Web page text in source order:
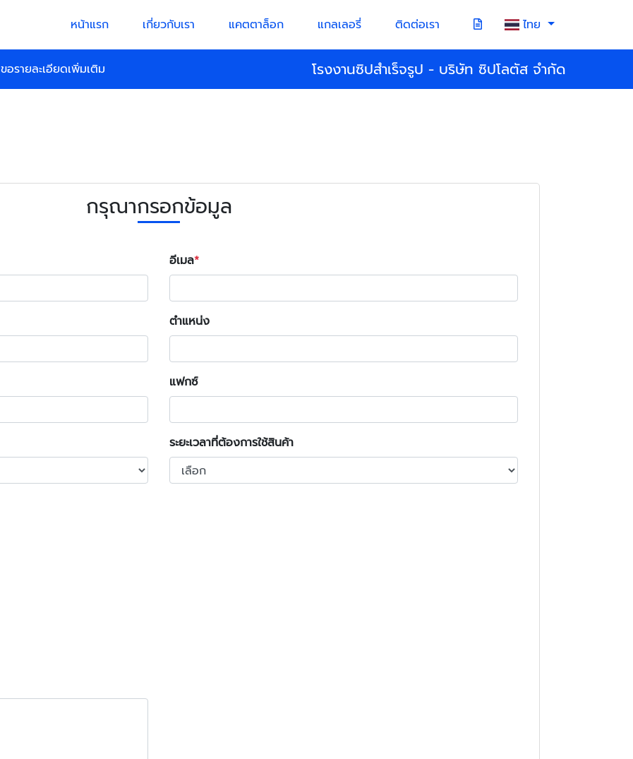
หน้าแรก เกี่ยวกับเรา แคตตาล็อก แกลเลอรี่ ติดต่อเรา ไทย
ขอรายละเอียดเพิ่มเติม โรงงานซิปสำเร็จรูป - บริษัท ซิปโลตัส จำกัด
กรุณากรอกข้อมูล
อีเมล
ตำแหน่ง
แฟกซ์
ระยะเวลาที่ต้องการใช้สินค้า